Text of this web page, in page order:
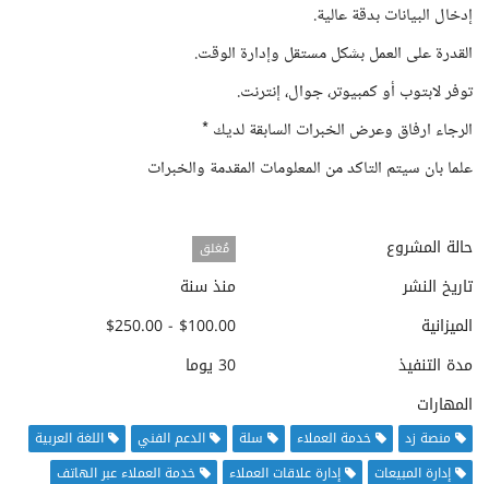
إدخال البيانات بدقة عالية.
القدرة على العمل بشكل مستقل وإدارة الوقت.
توفر لابتوب أو كمبيوتر، جوال، إنترنت.
الرجاء ارفاق وعرض الخبرات السابقة لديك *
علما بان سيتم التاكد من المعلومات المقدمة والخبرات
حالة المشروع مُغلق
تاريخ النشر
منذ سنة
الميزانية
$100.00 - $250.00
مدة التنفيذ
30 يوما
المهارات
منصة زد خدمة العملاء سلة الدعم الفني
اللغة العربية
إدارة المبيعات
إدارة علاقات العملاء خدمة العملاء عبر الهاتف